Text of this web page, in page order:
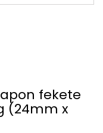
fekete
(24mm x